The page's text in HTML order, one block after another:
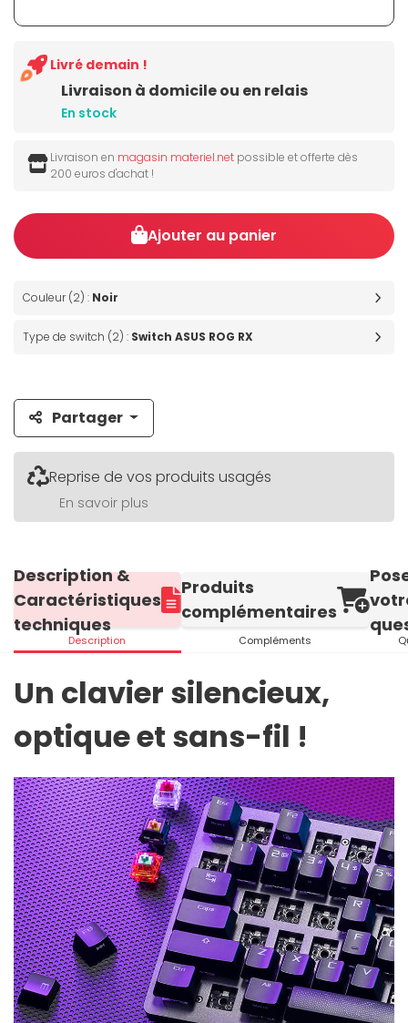
Livraison à domicile ou en relais
En stock
Livré demain !
Livraison en magasin materiel.net possible et offerte dès
200 euros d'achat !
Ajouter au panier
Couleur (2) : Noir
Type de switch (2) : Switch ASUS ROG RX
Partager
Reprise de vos produits usagés
En savoir plus
Description &
Caractéristiques
techniques
Description
Produits
complémentaires
Compléments
Un clavier silencieux,
optique et sans-fil !